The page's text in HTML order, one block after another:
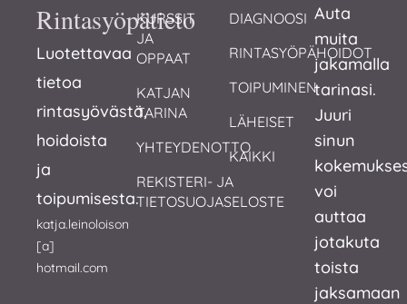
Rintasyöpätieto
Luotettavaa
tietoa
rintasyövästä,
hoidoista
ja
toipumisesta.
katja.leinoloison
[a]
hotmail.com
KURSSIT
JA
OPPAAT
KATJAN
TARINA
YHTEYDENOTTO
REKISTERI- JA
TIETOSUOJASELOSTE
DIAGNOOSI
RINTASYÖPÄHOIDOT
TOIPUMINEN
LÄHEISET
KAIKKI
Auta
muita
jakamalla
tarinasi.
Juuri
sinun
voi
auttaa
jotakuta
toista
jaksamaan